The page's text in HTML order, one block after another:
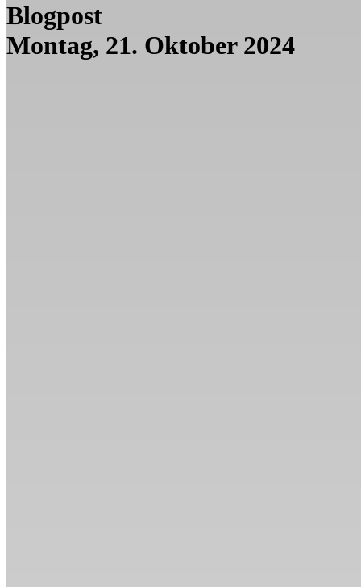
Blogpost
Montag, 21. Oktober 2024